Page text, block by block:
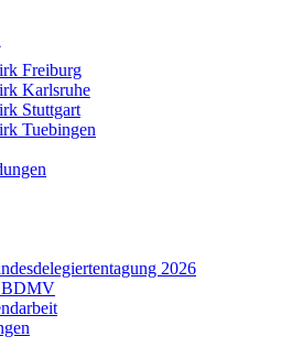
Freiburg
Karlsruhe
Stuttgart
Tuebingen
2026
BDMV